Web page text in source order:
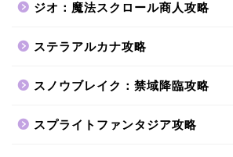
ジオ：魔法スクロール商人攻略
ステラアルカナ攻略
スノウブレイク：禁域降臨攻略
スプライトファンタジア攻略